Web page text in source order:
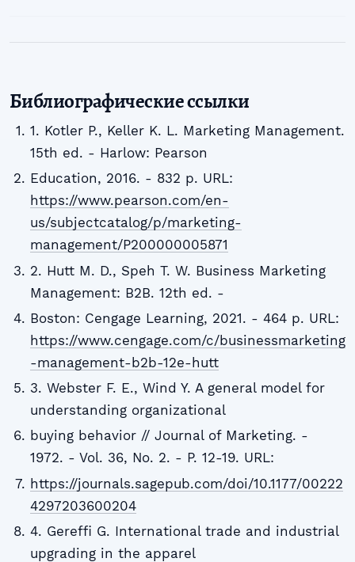
Библиографические ссылки
1. Kotler P., Keller K. L. Marketing Management.
15th ed. - Harlow: Pearson
Education, 2016. - 832 p. URL:
https://www.pearson.com/en-
us/subjectcatalog/p/marketing-
management/P200000005871
2. Hutt M. D., Speh T. W. Business Marketing
Management: B2B. 12th ed. -
Boston: Cengage Learning, 2021. - 464 p. URL:
https://www.cengage.com/c/businessmarketing
-management-b2b-12e-hutt
3. Webster F. E., Wind Y. A general model for
understanding organizational
buying behavior // Journal of Marketing. -
1972. - Vol. 36, No. 2. - P. 12-19. URL:
https://journals.sagepub.com/doi/10.1177/00222
4297203600204
4. Gereffi G. International trade and industrial
upgrading in the apparel